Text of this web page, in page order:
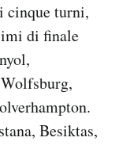
cinque turni,
di finale
Besiktas,